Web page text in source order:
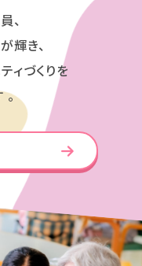
、
輝き、
ィづくりを
。